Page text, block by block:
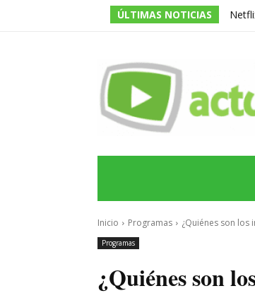
ÚLTIMAS NOTICIAS
Inicio Programas ¿Quiénes son los
Programas
¿Quiénes son